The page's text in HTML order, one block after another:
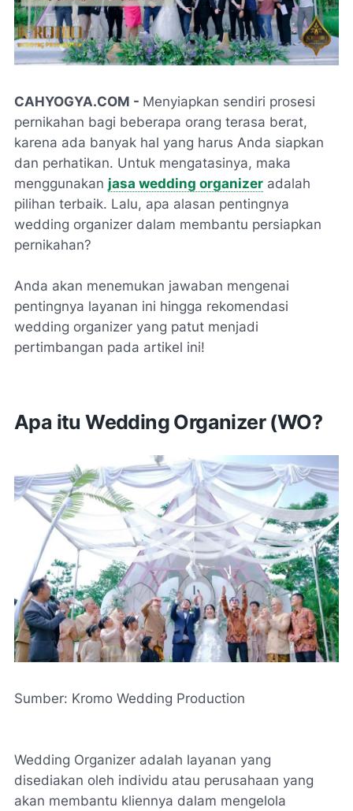
CAHYOGYA.COM - Menyiapkan sendiri prosesi
pernikahan bagi beberapa orang terasa berat,
karena ada banyak hal yang harus Anda siapkan
dan perhatikan. Untuk mengatasinya, maka
menggunakan jasa wedding organizer adalah
pilihan terbaik. Lalu, apa alasan pentingnya
wedding organizer dalam membantu persiapkan
pernikahan?
Anda akan menemukan jawaban mengenai
pentingnya layanan ini hingga rekomendasi
wedding organizer yang patut menjadi
pertimbangan pada artikel ini!
Apa itu Wedding Organizer (WO?
Sumber: Kromo Wedding Production
Wedding Organizer adalah layanan yang
disediakan oleh individu atau perusahaan yang
akan membantu kliennya dalam mengelola